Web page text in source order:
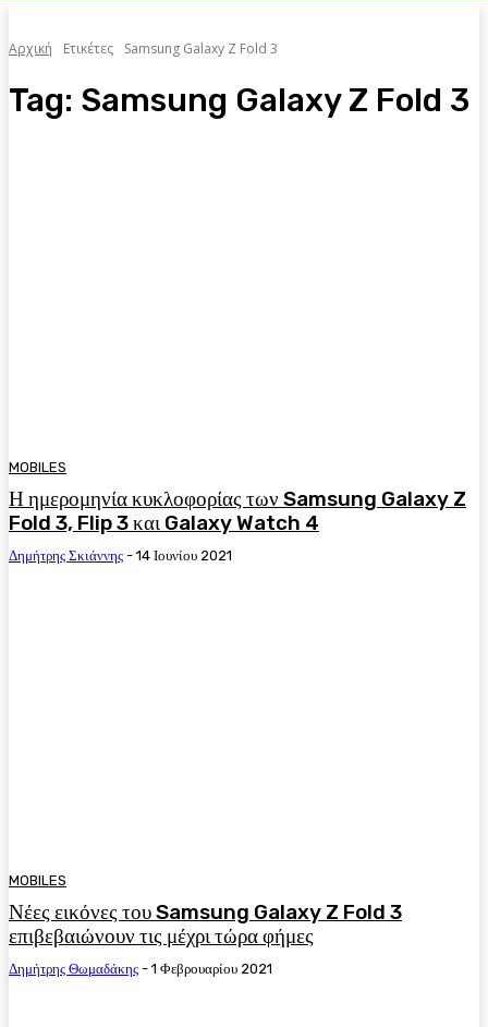
Αρχική Ετικέτες Samsung Galaxy Z Fold 3
Tag: Samsung Galaxy Z Fold 3
MOBILES
Η ημερομηνία κυκλοφορίας των Samsung Galaxy Z
Fold 3, Flip 3 και Galaxy Watch 4
Δημήτρης Σκιάννης - 14 Ιουνίου 2021
MOBILES
Νέες εικόνες του Samsung Galaxy Z Fold 3
επιβεβαιώνουν τις μέχρι τώρα φήμες
Δημήτρης Θωμαδάκης - 1 Φεβρουαρίου 2021